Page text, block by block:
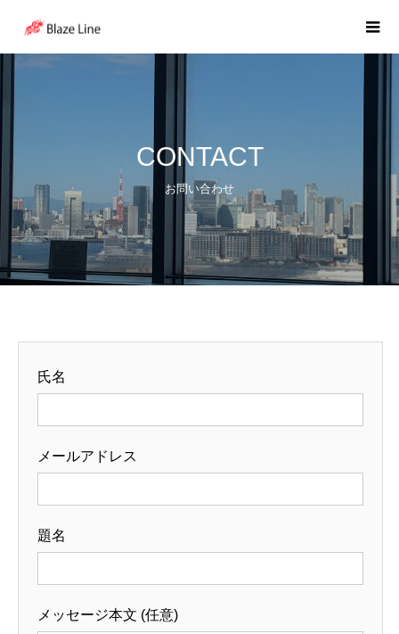
CONTACT
お問い合わせ
氏名
メールアドレス
題名
メッセージ本文 (任意)